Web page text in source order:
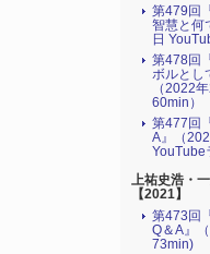
第479回
智慧と何
日
第478回
ボルとし
（2022
60min）
第477回
A』（
YouTube
上祐史浩・
【2021】
第473回
Q＆A』
73min)